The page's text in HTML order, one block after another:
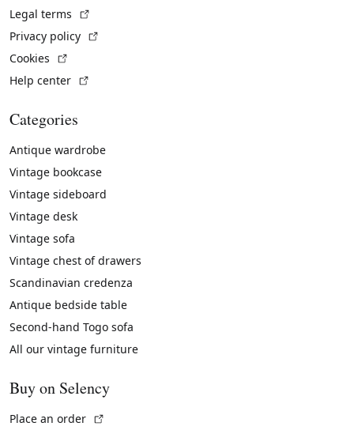
Legal terms
Privacy policy
Cookies
Help center
Categories
Antique wardrobe
Vintage bookcase
Vintage sideboard
Vintage desk
Vintage sofa
Vintage chest of drawers
Scandinavian credenza
Antique bedside table
Second-hand Togo sofa
All our vintage furniture
Buy on Selency
Place an order